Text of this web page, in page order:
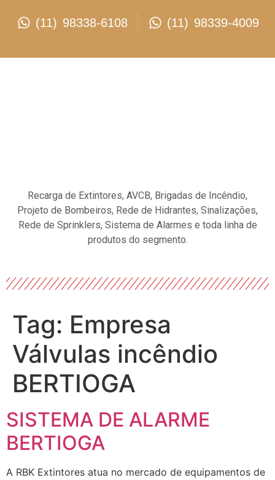
(11) 98338-6108 (11) 98339-4009
Recarga de Extintores, AVCB, Brigadas de Incêndio,
Projeto de Bombeiros, Rede de Hidrantes, Sinalizações,
Rede de Sprinklers, Sistema de Alarmes e toda linha de
produtos do segmento.
Tag: Empresa
Válvulas incêndio
BERTIOGA
SISTEMA DE ALARME
BERTIOGA
A RBK Extintores atua no mercado de equipamentos de